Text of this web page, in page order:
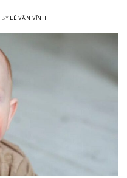
BY LÊ VĂN VĨNH